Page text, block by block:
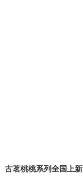
古茗桃桃系列全国上新